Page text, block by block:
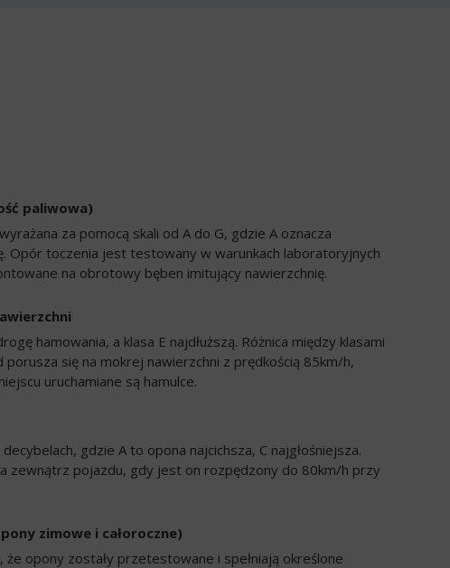
paliwowa)
za pomocą skali od A do G, gdzie A oznacza
Opór toczenia jest testowany w warunkach laboratoryjnych
na obrotowy bęben imitujący nawierzchnię.
hamowania, a klasa E najdłuższą. Różnica między klasami
się na mokrej nawierzchni z prędkością 85km/h,
uruchamiane są hamulce.
gdzie A to opona najcichsza, C najgłośniejsza.
zewnątrz pojazdu, gdy jest on rozpędzony do 80km/h przy
zimowe i całoroczne)
że opony zostały przetestowane i spełniają określone